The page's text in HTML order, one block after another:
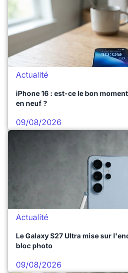
Actualité
iPhone 16 : est-ce le bon
en neuf ?
09/08/2026
Actualité
Le Galaxy S27 Ultra mise sur
bloc photo
09/08/2026